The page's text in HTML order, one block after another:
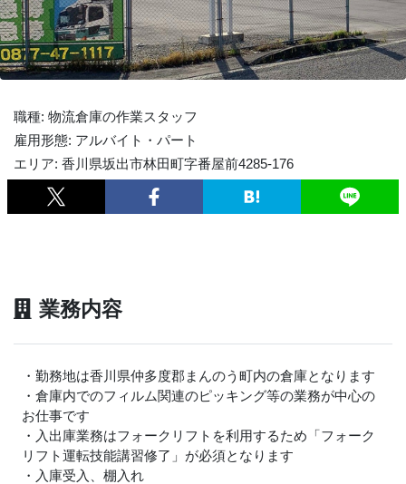
職種: 物流倉庫の作業スタッフ
雇用形態: アルバイト・パート
エリア: 香川県坂出市林田町字番屋前4285-176
業務内容
・勤務地は香川県仲多度郡まんのう町内の倉庫となります
・倉庫内でのフィルム関連のピッキング等の業務が中心の
お仕事です
・入出庫業務はフォークリフトを利用するため「フォーク
リフト運転技能講習修了」が必須となります
・入庫受入、棚入れ